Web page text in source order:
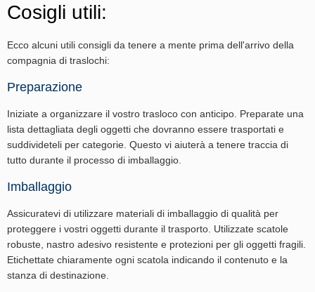
Cosigli utili:
Ecco alcuni utili consigli da tenere a mente prima dell'arrivo della
compagnia di traslochi:
Preparazione
Iniziate a organizzare il vostro trasloco con anticipo. Preparate una
lista dettagliata degli oggetti che dovranno essere trasportati e
suddivideteli per categorie. Questo vi aiuterà a tenere traccia di
tutto durante il processo di imballaggio.
Imballaggio
Assicuratevi di utilizzare materiali di imballaggio di qualità per
proteggere i vostri oggetti durante il trasporto. Utilizzate scatole
robuste, nastro adesivo resistente e protezioni per gli oggetti fragili.
Etichettate chiaramente ogni scatola indicando il contenuto e la
stanza di destinazione.